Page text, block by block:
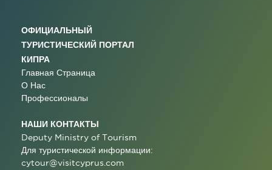
ОФИЦИАЛЬНЫЙ
ТУРИСТИЧЕСКИЙ ПОРТАЛ
КИПРА
Главная Страница
О Нас
Профессионалы
НАШИ КОНТАКТЫ
Deputy Ministry of Tourism
Для туристической информации:
cytour@visitcyprus.com